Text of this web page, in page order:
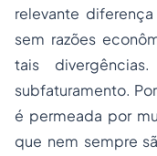
relevante
sem razões
tais
subfaturamento.
é permeada por
que nem sempre